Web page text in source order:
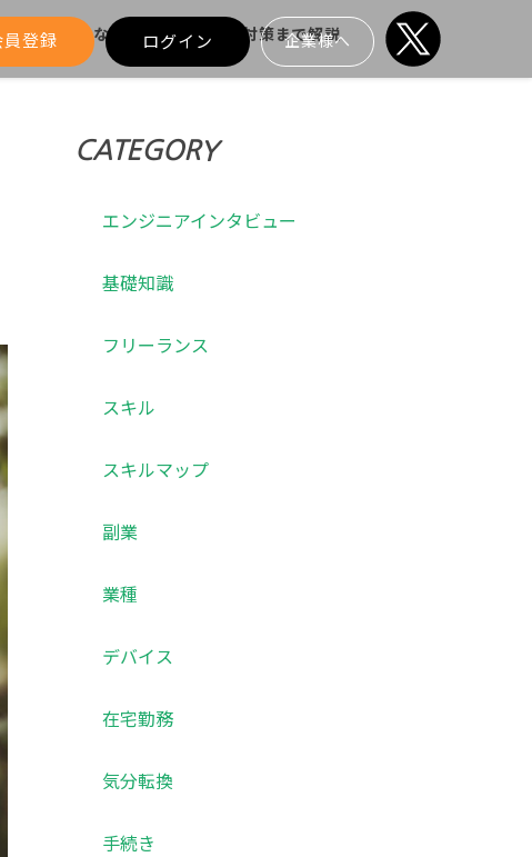
員登録 ログイン 企業様へ
！リアルな案件事情から面接対策まで解説
CATEGORY
エンジニアインタビュー
基礎知識
フリーランス
スキル
スキルマップ
副業
業種
デバイス
在宅勤務
気分転換
手続き